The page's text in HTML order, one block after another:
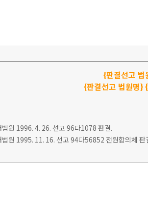
{판결선고 법
{판결선고 법원명}
법원 1996. 4. 26. 선고 96다1078 판결.
법원 1995. 11. 16. 선고 94다56852 전원합의체 판